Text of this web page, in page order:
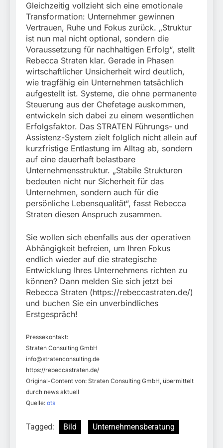
Gleichzeitig vollzieht sich eine emotionale
Transformation: Unternehmer gewinnen
Vertrauen, Ruhe und Fokus zurück. „Struktur
ist nun mal nicht optional, sondern die
Voraussetzung für nachhaltigen Erfolg“, stellt
Rebecca Straten klar. Gerade in Phasen
wirtschaftlicher Unsicherheit wird deutlich,
wie tragfähig ein Unternehmen tatsächlich
aufgestellt ist. Systeme, die ohne permanente
Steuerung aus der Chefetage auskommen,
entwickeln sich dabei zu einem wesentlichen
Erfolgsfaktor. Das STRATEN Führungs- und
Assistenz-System zielt folglich nicht allein auf
kurzfristige Entlastung im Alltag ab, sondern
auf eine dauerhaft belastbare
Unternehmensstruktur. „Stabile Strukturen
bedeuten nicht nur Sicherheit für das
Unternehmen, sondern auch für die
persönliche Lebensqualität“, fasst Rebecca
Straten diesen Anspruch zusammen.
Sie wollen sich ebenfalls aus der operativen
Abhängigkeit befreien, um Ihren Fokus
endlich wieder auf die strategische
Entwicklung Ihres Unternehmens richten zu
können? Dann melden Sie sich jetzt bei
Rebecca Straten (https://rebeccastraten.de/)
und buchen Sie ein unverbindliches
Erstgespräch!
Pressekontakt:
Straten Consulting GmbH
info@stratenconsulting.de
https://rebeccastraten.de/
Original-Content von: Straten Consulting GmbH, übermittelt
durch news aktuell
Quelle: ots
Tagged: Bild Unternehmensberatung